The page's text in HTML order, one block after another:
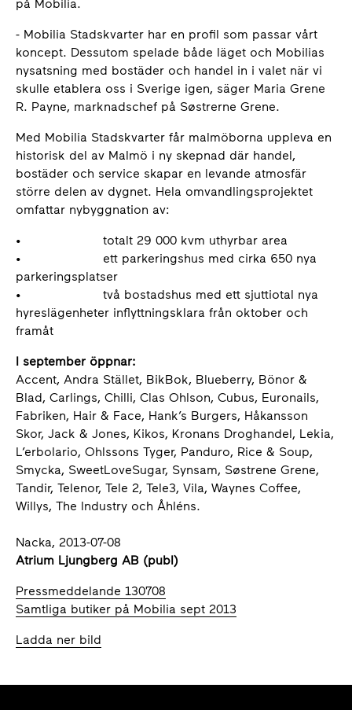
på Mobilia.
- Mobilia Stadskvarter har en profil som passar vårt
koncept. Dessutom spelade både läget och Mobilias
nysatsning med bostäder och handel in i valet när vi
skulle etablera oss i Sverige igen, säger Maria Grene
R. Payne, marknadschef på Søstrerne Grene.
Med Mobilia Stadskvarter får malmöborna uppleva en
historisk del av Malmö i ny skepnad där handel,
bostäder och service skapar en levande atmosfär
större delen av dygnet. Hela omvandlingsprojektet
omfattar nybyggnation av:
• totalt 29 000 kvm uthyrbar area
• ett parkeringshus med cirka 650 nya
parkeringsplatser
• två bostadshus med ett sjuttiotal nya
hyreslägenheter inflyttningsklara från oktober och
framåt
I september öppnar:
Accent, Andra Stället, BikBok, Blueberry, Bönor &
Blad, Carlings, Chilli, Clas Ohlson, Cubus, Euronails,
Fabriken, Hair & Face, Hank’s Burgers, Håkansson
Skor, Jack & Jones, Kikos, Kronans Droghandel, Lekia,
L’erbolario, Ohlssons Tyger, Panduro, Rice & Soup,
Smycka, SweetLoveSugar, Synsam, Søstrene Grene,
Tandir, Telenor, Tele 2, Tele3, Vila, Waynes Coffee,
Willys, The Industry och Åhléns.
Nacka, 2013-07-08
Atrium Ljungberg AB (publ)
Pressmeddelande 130708
Samtliga butiker på Mobilia sept 2013
Ladda ner bild